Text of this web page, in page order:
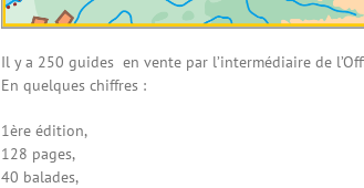
Il y a 250 guides en vente par l’intermédiaire de
En quelques chiffres :
1ère édition,
128 pages,
40 balades,